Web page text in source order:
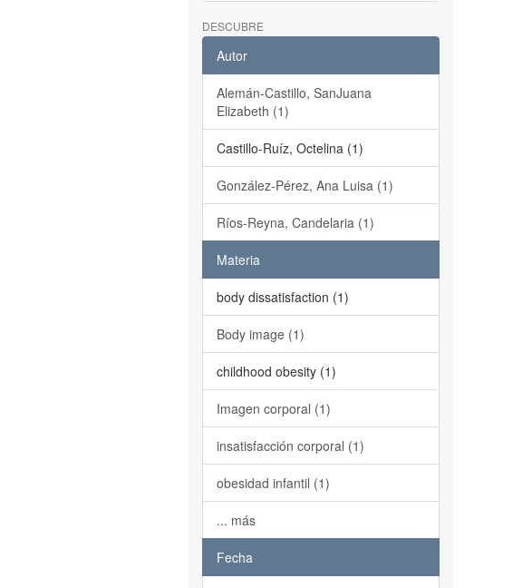
DESCUBRE
Autor
Alemán-Castillo, SanJuana
Elizabeth (1)
Castillo-Ruíz, Octelina (1)
González-Pérez, Ana Luisa (1)
Ríos-Reyna, Candelaria (1)
Materia
body dissatisfaction (1)
Body image (1)
childhood obesity (1)
Imagen corporal (1)
insatisfacción corporal (1)
obesidad infantil (1)
... más
Fecha